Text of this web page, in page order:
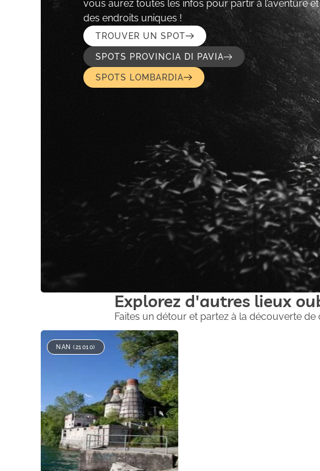
vous aurez toutes les infos pour partir à l’aventure
des endroits uniques !
TROUVER UN SPOT
SPOTS PROVINCIA DI PAVIA
SPOTS LOMBARDIA
Explorez d'autres lieux
Faites un détour et partez à la découverte
NAN (21010)